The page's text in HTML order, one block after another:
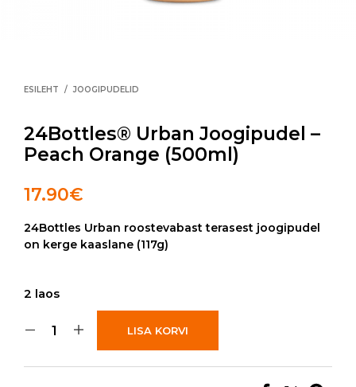
ESILEHT / JOOGIPUDELID
24Bottles® Urban Joogipudel –
Peach Orange (500ml)
17.90€
24Bottles Urban roostevabast terasest joogipudel
on kerge kaaslane (117g)
2 laos
LISA KORVI